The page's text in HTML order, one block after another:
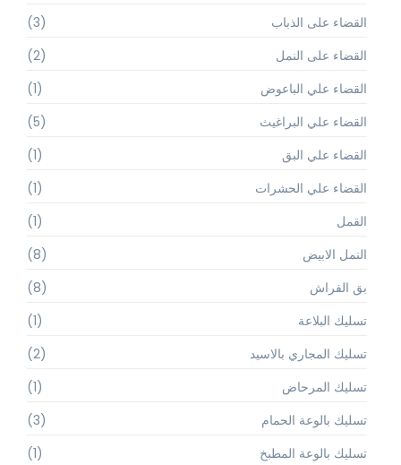
القضاء على الذباب
(3)
القضاء على النمل
(2)
القضاء علي الباعوض
(1)
القضاء علي البراغيث
(5)
القضاء علي البق
(1)
القضاء علي الحشرات
(1)
القمل
(1)
النمل الابيض
(8)
بق الفراش
(8)
تسليك البلاعة
(1)
تسليك المجاري بالاسيد
(2)
تسليك المرحاض
(1)
تسليك بالوعة الحمام
(3)
تسليك بالوعة المطبخ
(1)